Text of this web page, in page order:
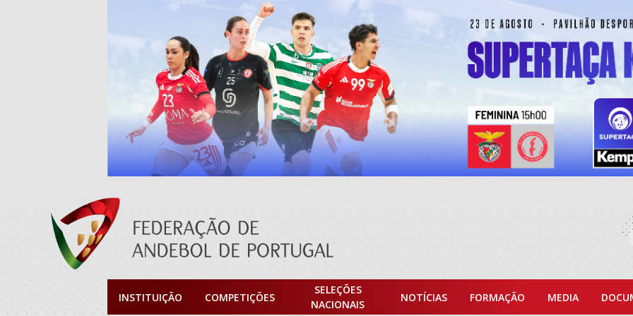
INSTITUIÇÃO COMPETIÇÕES
SELEÇÕES
NACIONAIS
NOTÍCIAS FORMAÇÃO MEDIA